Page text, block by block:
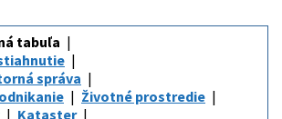
tabuľa
správa
Životné prostredie
Kataster